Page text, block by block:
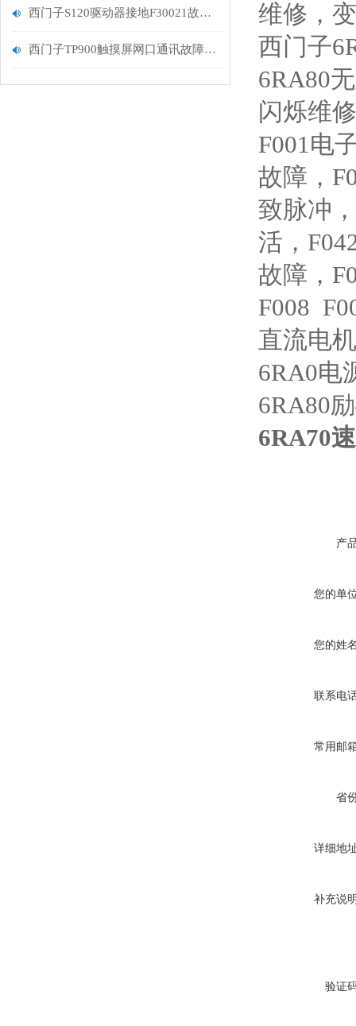
西门子S120驱动器接地F30021故障排查
西门子TP900触摸屏网口通讯故障解决维修
维修，
西门子
6RA80
闪烁维
F001电
故障，
致脉冲
活，
故障，
F008
直流电
6RA0电
6RA80
6RA70
产
您的单
您的姓
联系电
常用邮
省
详细地
补充说
验证